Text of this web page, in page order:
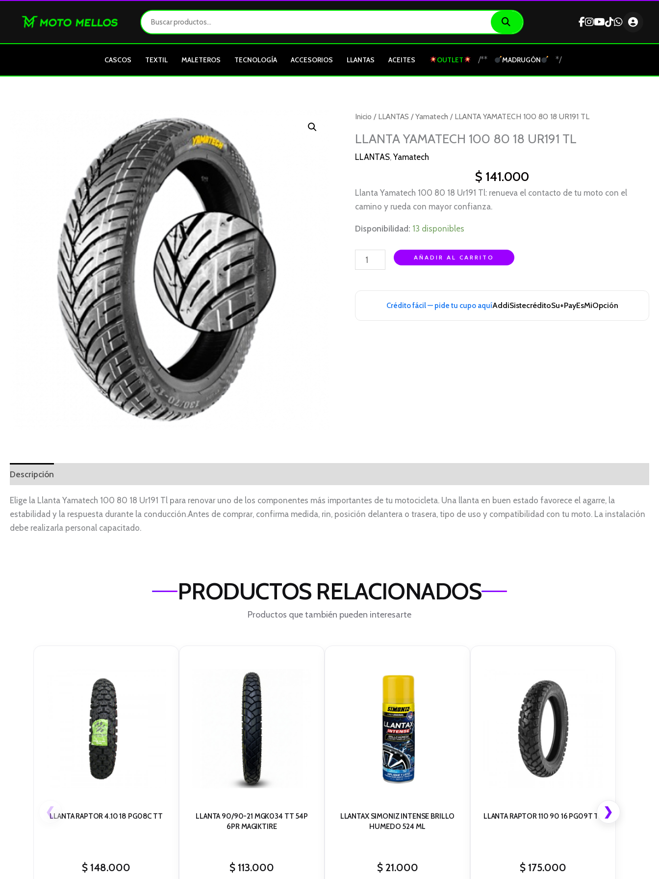
CASCOS TEXTIL MALETEROS TECNOLOGÍA ACCESORIOS LLANTAS ACEITES OUTLET /** MADRUGÓN */
Inicio / LLANTAS /Yamatech / LLANTA YAMATECH 100 80 18 UR191 TL
LLANTA YAMATECH 100 80 18 UR191 TL
LLANTAS,Yamatech
$ 141.000
Llanta Yamatech 100 80 18 Ur191 Tl: renueva el contacto de tu moto con el
camino y rueda con mayor confianza.
Disponibilidad: 13 disponibles
LLANTA
100
80
TL
cantidad
AÑADIR AL CARRITO
Crédito fácil — pide tu cupo aquíAddiSistecréditoSu+PayEsMiOpción
Descripción
Elige la Llanta Yamatech 100 80 18 Ur191 Tl para renovar uno de los componentes más importantes de tu motocicleta. Una llanta en buen estado favorece el agarre, la
estabilidad y la respuesta durante la conducción.Antes de comprar, confirma medida, rin, posición delantera o trasera, tipo de uso y compatibilidad con tu moto. La instalación
debe realizarla personal capacitado.
PRODUCTOS RELACIONADOS
Productos que también pueden interesarte
LLANTA RAPTOR 4.10 18 PG08C TT
$ 148.000
LLANTA 90/90-21 MGK034 TT 54P
6PR MAGIKTIRE
$ 113.000
LLANTAX SIMONIZ INTENSE BRILLO
HUMEDO 524 ML
$21.000
LLANTA RAPTOR 110 90 16 PG09T TL
$ 175.000
❮ ❯